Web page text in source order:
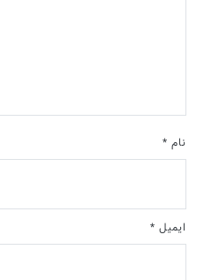
نام *
ایمیل *